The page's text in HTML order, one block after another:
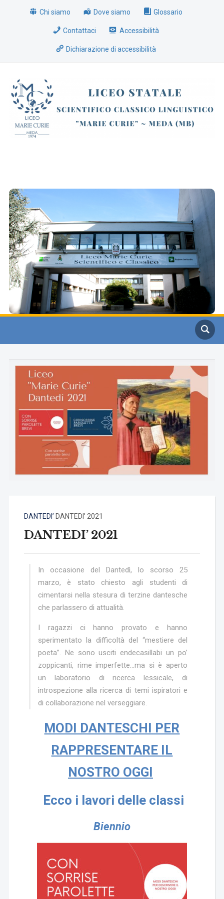
Chi siamo Dove siamo Glossario
Contattaci Accessibilità
Dichiarazione di accessibilità
DANTEDI’ DANTEDI’ 2021
DANTEDI’ 2021
In occasione del Dantedì, lo scorso 25
marzo, è stato chiesto agli studenti di
cimentarsi nella stesura di terzine dantesche
che parlassero di attualità.
I ragazzi ci hanno provato e hanno
sperimentato la difficoltà del “mestiere del
poeta”. Ne sono usciti endecasillabi un po’
zoppicanti, rime imperfette…ma si è aperto
un laboratorio di ricerca lessicale, di
introspezione alla ricerca di temi ispiratori e
di collaborazione nel verseggiare.
MODI DANTESCHI PER
RAPPRESENTARE IL
NOSTRO OGGI
Ecco i lavori delle classi
Biennio